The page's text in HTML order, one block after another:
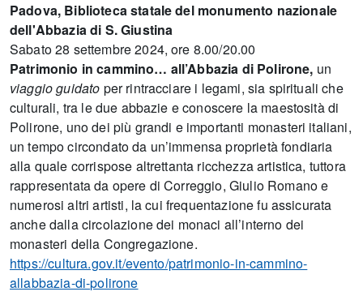
Padova, Biblioteca statale del monumento nazionale
dell'Abbazia di S. Giustina
Sabato 28 settembre 2024, ore 8.00/20.00
Patrimonio in cammino… all’Abbazia di Polirone, un
viaggio guidato per rintracciare i legami, sia spirituali che
culturali, tra le due abbazie e conoscere la maestosità di
Polirone, uno dei più grandi e importanti monasteri italiani,
un tempo circondato da un’immensa proprietà fondiaria
alla quale corrispose altrettanta ricchezza artistica, tuttora
rappresentata da opere di Correggio, Giulio Romano e
numerosi altri artisti, la cui frequentazione fu assicurata
anche dalla circolazione dei monaci all’interno dei
monasteri della Congregazione.
https://cultura.gov.it/evento/patrimonio-in-cammino-
allabbazia-di-polirone